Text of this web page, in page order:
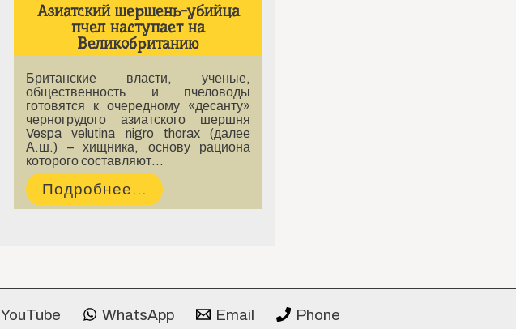
Азиатский шершень-убийца
пчел наступает на
Великобританию
Британские власти, ученые,
общественность и пчеловоды
готовятся к очередному «десанту»
черногрудого азиатского шершня
Vespa velutina nigro thorax (далее
А.ш.) – хищника, основу рациона
которого составляют…
Подробнее...
YouTube WhatsApp Email Phone